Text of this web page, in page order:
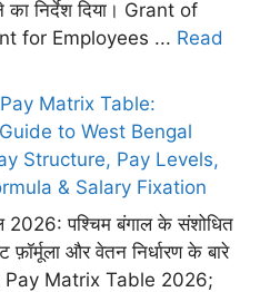
का निर्देश दिया। Grant of
for Employees ... Read
Matrix Table:
to West Bengal
Structure, Pay Levels,
& Salary Fixation
2026: पश्चिम बंगाल के संशोधित
और वेतन निर्धारण के बारे
Pay Matrix Table 2026;